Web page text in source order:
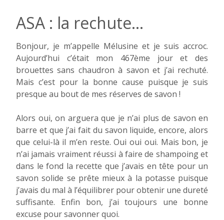
ASA : la rechute…
Bonjour, je m’appelle Mélusine et je suis accroc.
Aujourd’hui c’était mon 467ème jour et des
brouettes sans chaudron à savon et j’ai rechuté.
Mais c’est pour la bonne cause puisque je suis
presque au bout de mes réserves de savon !
Alors oui, on arguera que je n’ai plus de savon en
barre et que j’ai fait du savon liquide, encore, alors
que celui-là il m’en reste. Oui oui oui. Mais bon, je
n’ai jamais vraiment réussi à faire de shampoing et
dans le fond la recette que j’avais en tête pour un
savon solide se prête mieux à la potasse puisque
j’avais du mal à l’équilibrer pour obtenir une dureté
suffisante. Enfin bon, j’ai toujours une bonne
excuse pour savonner quoi.